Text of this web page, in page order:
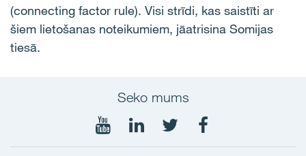
(connecting factor rule). Visi strīdi, kas saistīti ar
šiem lietošanas noteikumiem, jāatrisina Somijas
tiesā.
Seko mums
SekoSekoSekoSeko